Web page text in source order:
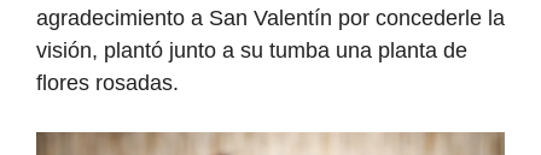
agradecimiento a San Valentín por concederle la
visión, plantó junto a su tumba una planta de
flores rosadas.